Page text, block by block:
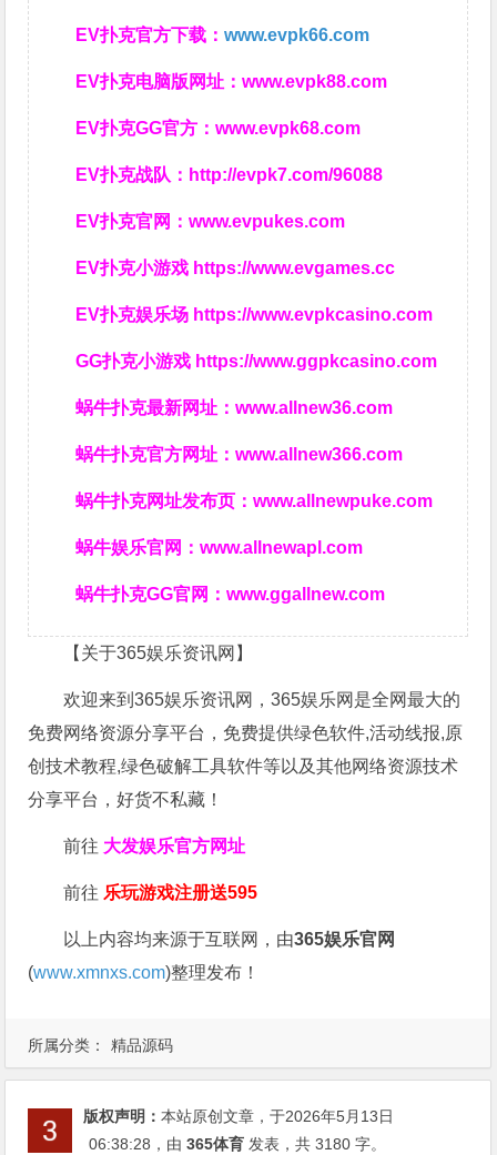
所属分类： 精品源码
EV扑克官方下载：www.evpk66.com
EV扑克电脑版网址：www.evpk88.com
EV扑克GG官方：www.evpk68.com
EV扑克战队： http://evpk7.com/96088
EV扑克官网：www.evpukes.com
EV扑克小游戏 https://www.evgames.cc
EV扑克娱乐场 https://www.evpkcasino.com
GG扑克小游戏 https://www.ggpkcasino.com
蜗牛扑克最新网址：www.allnew36.com
蜗牛扑克官方网址：www.allnew366.com
蜗牛扑克网址发布页：www.allnewpuke.com
蜗牛娱乐官网：www.allnewapl.com
蜗牛扑克GG官网：www.ggallnew.com
【关于365娱乐资讯网】
欢迎来到365娱乐资讯网，365娱乐网是全网最大的
免费网络资源分享平台，免费提供绿色软件,活动线报,原
创技术教程,绿色破解工具软件等以及其他网络资源技术
分享平台，好货不私藏！
前往 大发娱乐官方网址
前往 乐玩游戏注册送595
以上内容均来源于互联网，由365娱乐官网
(www.xmnxs.com)整理发布！
版权声明：本站原创文章，于2026年5月13日
06:38:28 ，由365体育 发表，共 3180 字。